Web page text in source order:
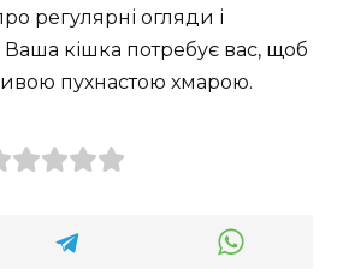
регулярні огляди і
кішка потребує вас, щоб
пухнастою хмарою.